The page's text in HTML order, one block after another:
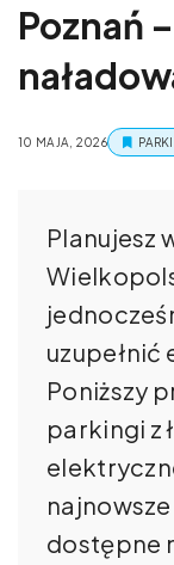
Poznań
10 MAJA, 2026
Planujesz
uzupełnić
Poniższy
parkingi z
dostępne